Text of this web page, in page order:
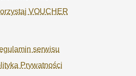
VOUCHER
serwisu
Prywatności